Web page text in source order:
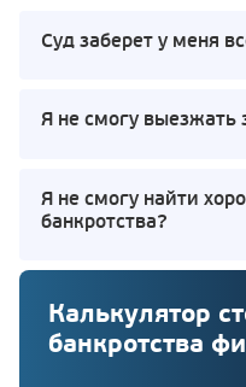
Суд заберет у меня
Я не смогу выезжать
Я не смогу найти
банкротства?
Калькулятор
банкротства